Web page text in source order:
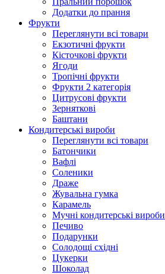
Додатки до прання
Фрукти
Переглянути всі товари
Екзoтичні фрукти
Кісточкові фрукти
Ягоди
Тропічні фрукти
Фрукти 2 категорія
Цитрусові фрукти
Зерняткові
Баштани
Кондитерські вироби
Переглянути всі товари
Батончики
Вафлі
Соленики
Драже
Жувальнa гумка
Карамель
Мучні кондитерські вироби
Печиво
Подарунки
Солодощі східні
Цукерки
Шоколад